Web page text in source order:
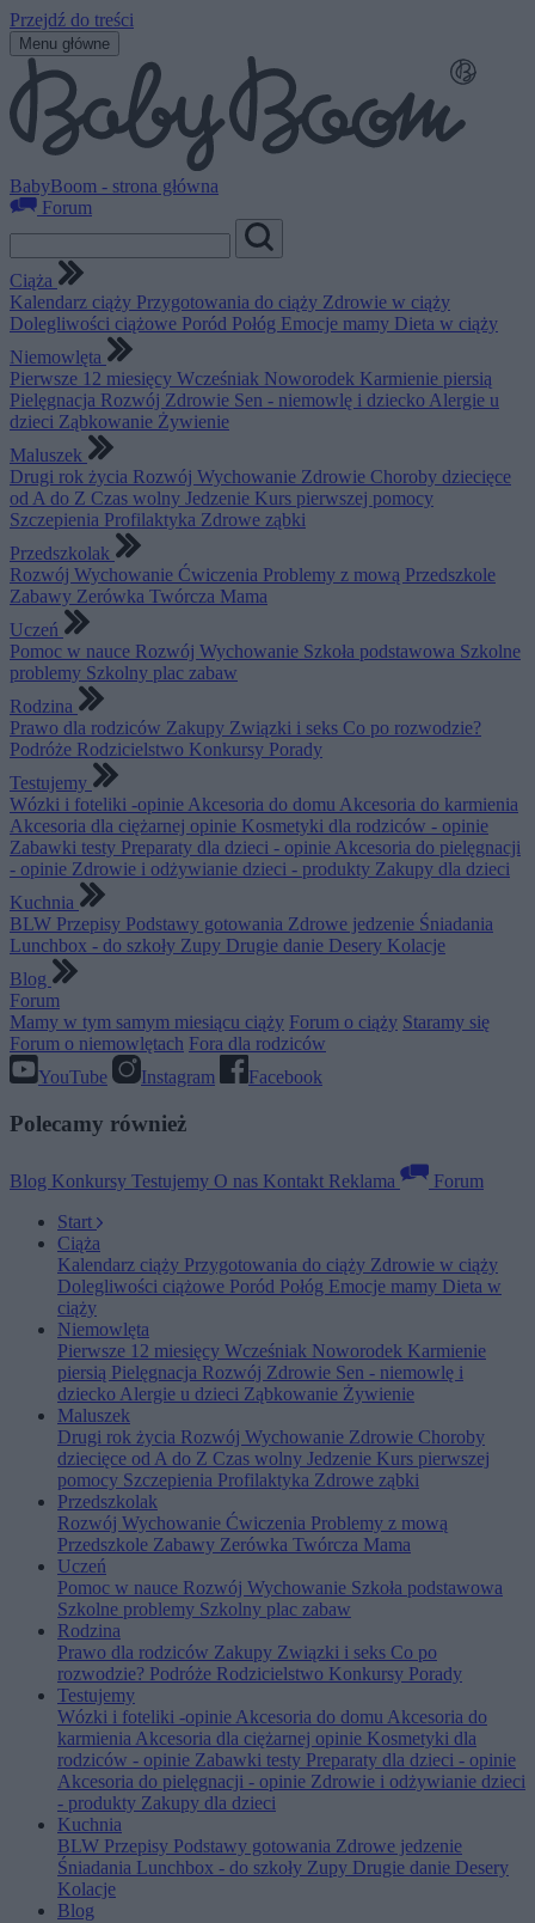
Przejdź do treści
Menu główne
BabyBoom - strona główna
Forum
Ciąża
Kalendarz ciąży Przygotowania do ciąży Zdrowie w ciąży
Dolegliwości ciążowe Poród Połóg Emocje mamy Dieta w ciąży
Niemowlęta
Pierwsze 12 miesięcy Wcześniak Noworodek Karmienie piersią
Pielęgnacja Rozwój Zdrowie Sen - niemowlę i dziecko Alergie u
dzieci Ząbkowanie Żywienie
Maluszek
Drugi rok życia Rozwój Wychowanie Zdrowie Choroby dziecięce
od A do Z Czas wolny Jedzenie Kurs pierwszej pomocy
Szczepienia Profilaktyka Zdrowe ząbki
Przedszkolak
Rozwój Wychowanie Ćwiczenia Problemy z mową Przedszkole
Zabawy Zerówka Twórcza Mama
Uczeń
Pomoc w nauce Rozwój Wychowanie Szkoła podstawowa Szkolne
problemy Szkolny plac zabaw
Rodzina
Prawo dla rodziców Zakupy Związki i seks Co po rozwodzie?
Podróże Rodzicielstwo Konkursy Porady
Testujemy
Wózki i foteliki -opinie Akcesoria do domu Akcesoria do karmienia
Akcesoria dla ciężarnej opinie Kosmetyki dla rodziców - opinie
Zabawki testy Preparaty dla dzieci - opinie Akcesoria do pielęgnacji
- opinie Zdrowie i odżywianie dzieci - produkty Zakupy dla dzieci
Kuchnia
BLW Przepisy Podstawy gotowania Zdrowe jedzenie Śniadania
Lunchbox - do szkoły Zupy Drugie danie Desery Kolacje
Blog
Forum
Mamy w tym samym miesiącu ciąży Forum o ciąży Staramy się
Forum o niemowlętach Fora dla rodziców
YouTube
Instagram Facebook
Polecamy również
Blog Konkursy Testujemy O nas Kontakt Reklama
Forum
Start
Ciąża
Kalendarz ciąży Przygotowania do ciąży Zdrowie w ciąży
Dolegliwości ciążowe Poród Połóg Emocje mamy Dieta w
ciąży
Niemowlęta
Pierwsze 12 miesięcy Wcześniak Noworodek Karmienie
piersią Pielęgnacja Rozwój Zdrowie Sen - niemowlę i
dziecko Alergie u dzieci Ząbkowanie Żywienie
Maluszek
Drugi rok życia Rozwój Wychowanie Zdrowie Choroby
dziecięce od A do Z Czas wolny Jedzenie Kurs pierwszej
pomocy Szczepienia Profilaktyka Zdrowe ząbki
Przedszkolak
Rozwój Wychowanie Ćwiczenia Problemy z mową
Przedszkole Zabawy Zerówka Twórcza Mama
Uczeń
Pomoc w nauce Rozwój Wychowanie Szkoła podstawowa
Szkolne problemy Szkolny plac zabaw
Rodzina
Prawo dla rodziców Zakupy Związki i seks Co po
rozwodzie? Podróże Rodzicielstwo Konkursy Porady
Testujemy
Wózki i foteliki -opinieAkcesoria do domu Akcesoria do
karmieniaAkcesoria dla ciężarnej opinie Kosmetyki dla
rodziców - opinie Zabawki testy Preparaty dla dzieci - opinie
Akcesoria do pielęgnacji - opinie Zdrowie i odżywianie dzieci
- produkty Zakupy dla dzieci
Kuchnia
BLW Przepisy Podstawy gotowania Zdrowe jedzenie
Śniadania Lunchbox - do szkoły Zupy Drugie danie Desery
Kolacje
Blog